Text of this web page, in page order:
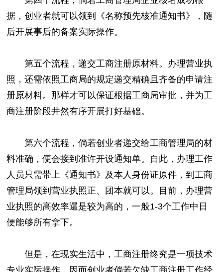
据，创业者就可以领到《名称预先核准通知书》，随
后开展事后的备案实际操作。
第五个流程，递交工商注册原材料。办理营业执
照，还需依照工商局的规定递交精确且齐备的申请注
册原材料。那样才可以保证根据工商局审批，并为工
商注册阶段井然有序开展打好基础。
第六个流程，倘若创业者递交给工商管理局的材
料准确，便会接到准许开设通知单。自此，办理工作
人员只需带上《通知书》及本人身份证原件，到工商
管理局领到营业执照正、团本就可以。目前，办理营
业执照的高效率還是较为高的，一般1-3个工作中日
便能够所有拿下。
但是，在现实生活中，工商注册终究是一项技术
专业实际操作，因而创业者倘若欠缺工商注册工作经